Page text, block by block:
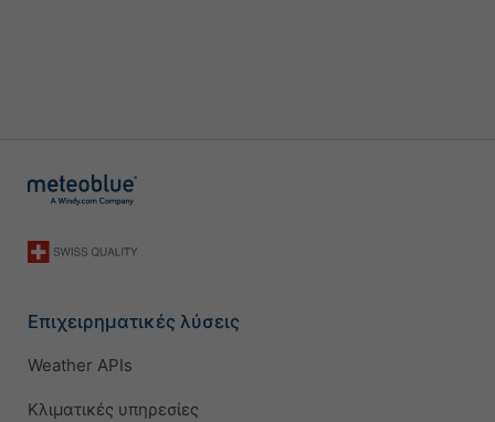
Επιχειρηματικές λύσεις
Weather APIs
Κλιματικές υπηρεσίες